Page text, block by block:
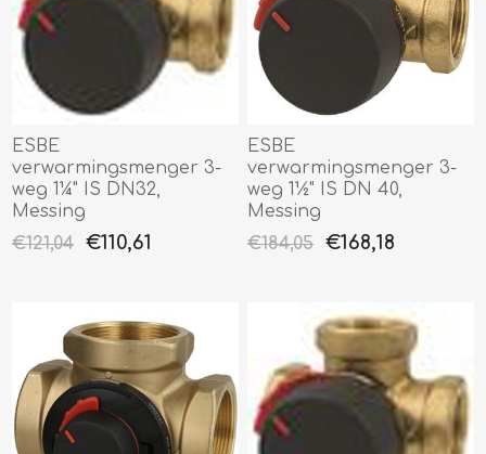
ESBE
verwarmingsmenger 3-
weg 1¼" IS DN32,
Messing
€121,04
€110,61
ESBE
verwarmingsmenger 3-
weg 1½" IS DN 40,
Messing
€184,05
€168,18